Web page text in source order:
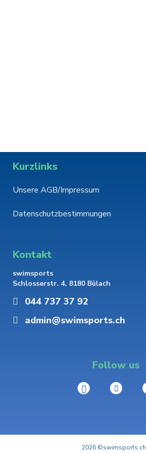
Kontakt
swimsports
Schlosserstr. 4, 8180 Bülach
044 737 37 92
admin@swimsports.ch
Kurzlinks
Unsere AGB/Impressum
Datenschutzbestimmungen
Follow us
2026 ©swimsports.ch